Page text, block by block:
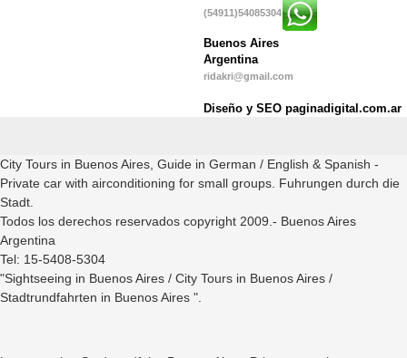
(54911)54085304
Buenos Aires
Argentina
ridakri@gmail.com
Diseño y SEO paginadigital.com.ar
City Tours in Buenos Aires, Guide in German / English & Spanish -
Private car with airconditioning for small groups. Fuhrungen durch die
Stadt.
Todos los derechos reservados copyright 2009.- Buenos Aires
Argentina
Tel: 15-5408-5304
"Sightseeing in Buenos Aires / City Tours in Buenos Aires /
Stadtrundfahrten in Buenos Aires ".